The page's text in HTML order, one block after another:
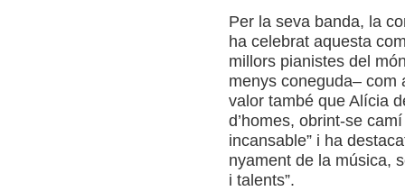
Per la seva banda, la
ha cele­brat aquesta
millors pia­nis­tes del
menys cone­guda– com
valor també que Alícia
d’homes, obrint-se
incan­sa­ble” i ha
nya­ment de la música,
i talents”.